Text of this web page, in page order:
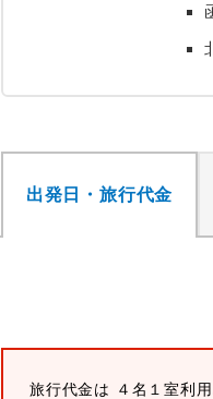
出発日・旅行代金
旅行代金は ４名１室利